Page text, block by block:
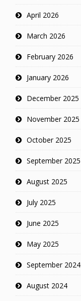
April 2026
March 2026
February 2026
January 2026
December 2025
November 2025
October 2025
September 2025
August 2025
July 2025
June 2025
May 2025
September 2024
August 2024